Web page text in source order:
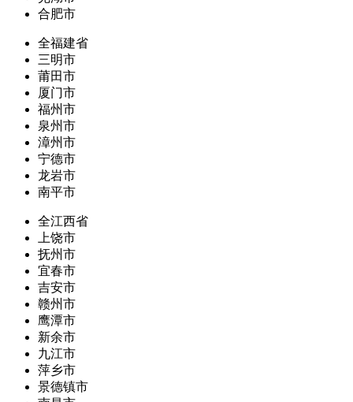
合肥市
全福建省
三明市
莆田市
厦门市
福州市
泉州市
漳州市
宁德市
龙岩市
南平市
全江西省
上饶市
抚州市
宜春市
吉安市
赣州市
鹰潭市
新余市
九江市
萍乡市
景德镇市